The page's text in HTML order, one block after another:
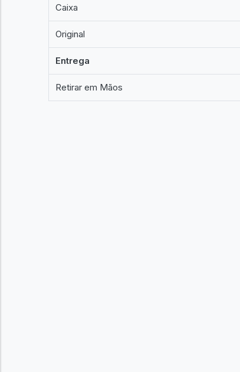
Caixa
Original
Entrega
Retirar em Mãos